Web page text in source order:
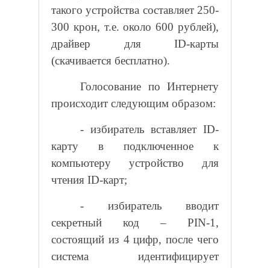
такого устройства составляет 250-
300 крон, т.е. около 600 рублей),
драйвер для ID-карты
(скачивается бесплатно).
Голосование по Интернету
происходит следующим образом:
- избиратель вставляет ID-
карту в подключенное к
компьютеру устройство для
чтения ID-карт;
- избиратель вводит
секретный код – PIN-1,
состоящий из 4 цифр, после чего
система идентифицирует